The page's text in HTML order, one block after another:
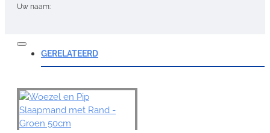
Uw naam:
Opmerking:
Note:HTML-code wordt niet vertaald!
GERELATEERD